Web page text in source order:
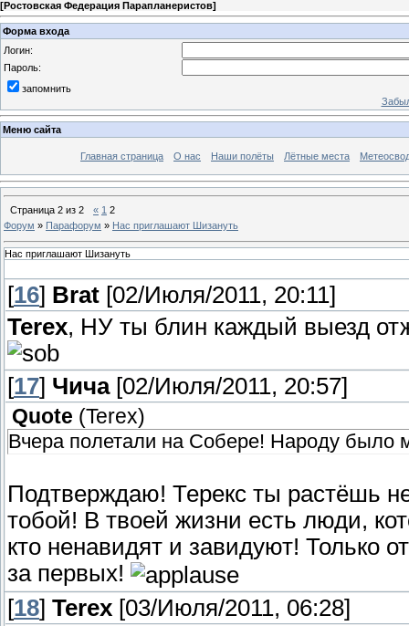
[Ростовская Федерация Парапланеристов]
Форма входа
Логин:
Пароль:
запомнить
Меню сайта
Главная страница О нас Наши полёты Лётные места
Страница 2 из 2 « 1 2
Форум » Парафорум » Нас приглашают Шизануть
Нас приглашают Шизануть
[16] Brat [02/Июля/2011, 20:11]
Terex, НУ ты блин каждый выезд
[17] Чича[02/Июля/2011, 20:57]
Quote (Terex)
Вчера полетали на Собере! Народу было
Подтверждаю! Терекс ты растёшь
тобой! В твоей жизни есть люди,
кто ненавидят и завидуют! Только
за первых!
[18] Terex [03/Июля/2011, 06:28]